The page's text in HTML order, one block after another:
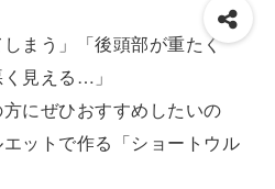
しまう」「後頭部が重たく
見える…」
にぜひおすすめしたいの
ットで作る「ショートウル